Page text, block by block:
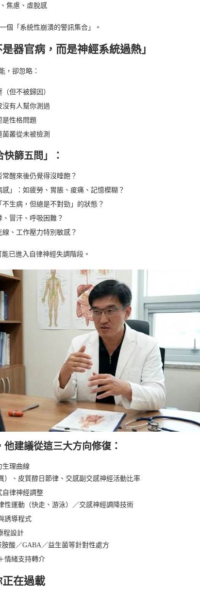
焦慮、虛脫感
個「系統性崩潰的警訊集合」。
器官病，而是神經系統過熱」
，卻忽略：
但不被歸因）
有人幫你測過
是性格問題
叢從未被檢測
篩五問」：
醒來後仍覺得沒睡飽？
」：如疲勞、胃脹、痠痛、記憶模糊？
生病，但總是不對勁」的狀態？
冒汗、呼吸困難？
、工作壓力特別敏感？
已進入自律神經失調階段。
建議從這三大方向修復：
生理曲線
、皮質醇日節律、交感副交感神經活動比率
自律神經調整
運動（快走、游泳）／交感神經調降技術
誘導程式
程設計
酸／GABA／益生菌等針對性處方
緒支持轉介
在過載